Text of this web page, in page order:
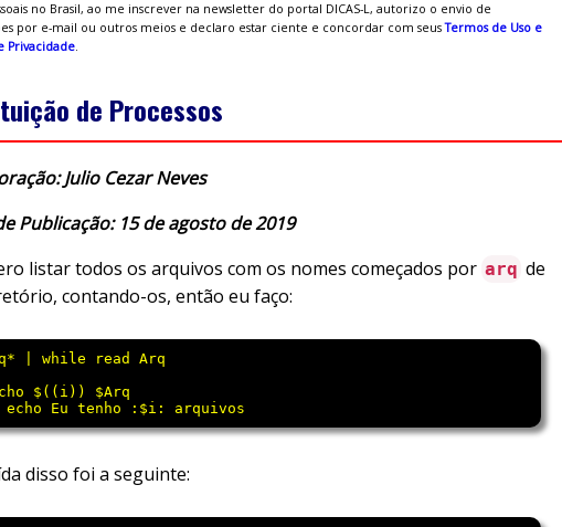
no Brasil, ao me inscrever na newsletter do portal DICAS-L, autorizo o envio de
por e-mail ou outros meios e declaro estar ciente e concordar com seusTermos de Uso e
Privacidade.
de Processos
Julio Cezar Neves
Publicação: 15 de agosto de 2019
listar todos os arquivos com os nomes começados por arq de
contando-os, então eu faço:
| while read Arq
$((i)) $Arq
disso foi a seguinte: